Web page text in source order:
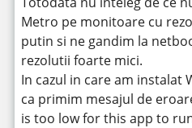
Metro pe monitoare cu
putin si ne gandim la
rezolutii foarte mici.
In cazul in care am instalat
ca primim mesajul de
is too low for this app to